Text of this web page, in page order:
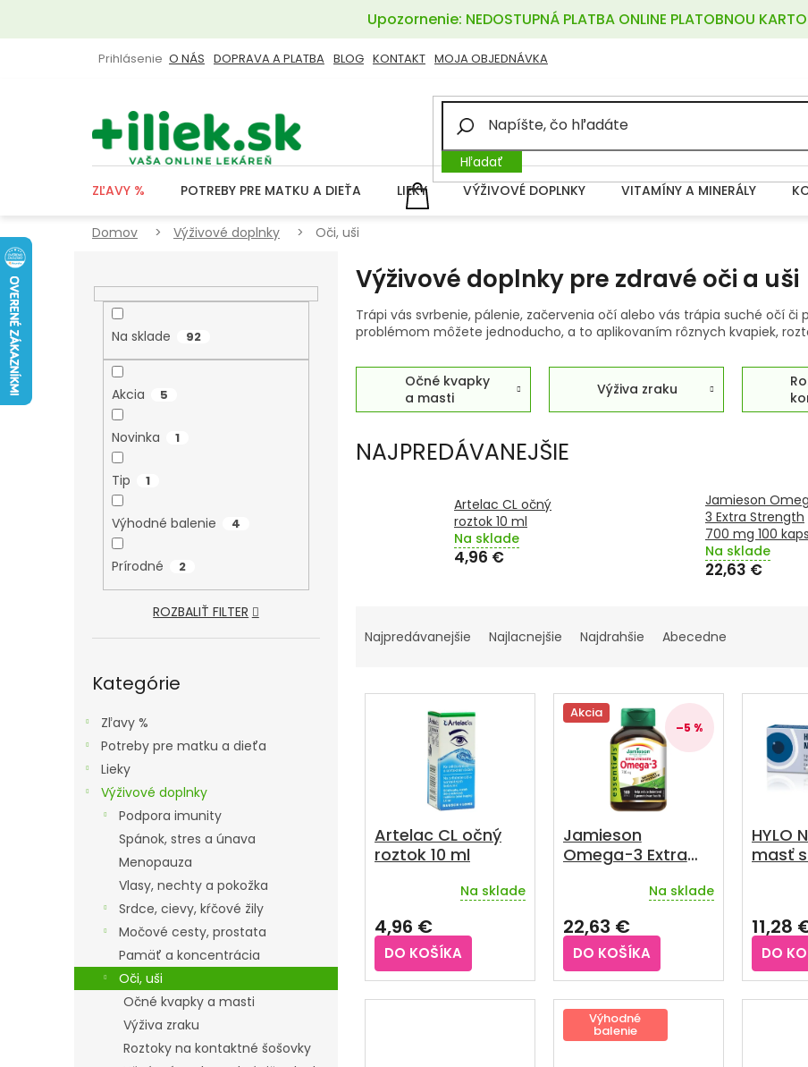
obsah
Upozornenie: NEDOSTUPNÁ PLATBA ONLINE PLATOBNOU
O NÁS DOPRAVA A PLATBA BLOG KONTAKT MOJA OBJEDNÁVKA
Prihlásenie
Hľadať
NÁKUPNÝ
KOŠÍK
ZĽAVY % POTREBY PRE MATKU A DIEŤA LIEKY VÝŽIVOVÉ DOPLNKY VITAMÍNY A MINERÁLY
Domov Výživové doplnky Oči, uši
Na sklade 92
Akcia 5
Novinka 1
Tip 1
Výhodné balenie 4
Prírodné 2
ROZBALIŤ FILTER
kategórie
Kategórie
Zľavy %
Potreby pre matku a dieťa
Lieky
Výživové doplnky
Podpora imunity
Spánok, stres a únava
Menopauza
Vlasy, nechty a pokožka
Srdce, cievy, kŕčové žily
Močové cesty, prostata
Pamäť a koncentrácia
Oči, uši
Očné kvapky a masti
Výživa zraku
Roztoky na kontaktné šošovky
Výživové doplnky pre zdravé oči a uši
Trápi vás svrbenie, pálenie, začervenia očí alebo vás trápia suché očí
problémom môžete jednoducho, a to aplikovaním rôznych kvapiek,
Očné kvapky
a masti
Výživa zraku
NAJPREDÁVANEJŠIE
Artelac CL očný
roztok 10 ml
Na sklade
4,96 €
Jamieson
3 Extra Strength
700 mg 100
Na sklade
22,63 €
A
E
V
Najpredávanejšie Najlacnejšie Najdrahšie Abecedne
V
O
V
Artelac CL očný
roztok 10 ml
produktu
je
5,0
z
5
Na sklade
4,96 €
DO KOŠÍKA
Akcia
–5 %
Jamieson
Omega-3 Extra
produktu
je
4,5
z
5
hviezdičiek.
Na sklade
22,63 €
DO KOŠÍKA
HYLO
masť
11,28
DO
Výhodné
balenie